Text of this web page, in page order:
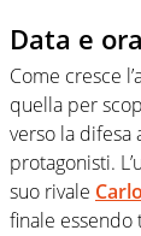
Data e
Come cresce
quella per
verso la
protagonisti.
suo rivale
finale essendo